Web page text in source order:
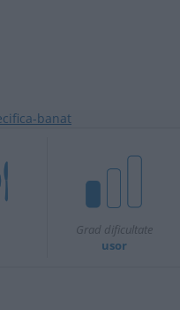
Grad dificultate
usor